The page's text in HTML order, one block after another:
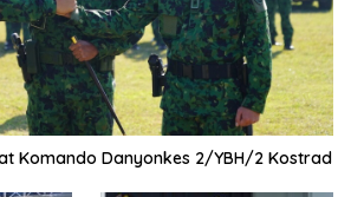
Komando Danyonkes 2/YBH/2 Kostrad